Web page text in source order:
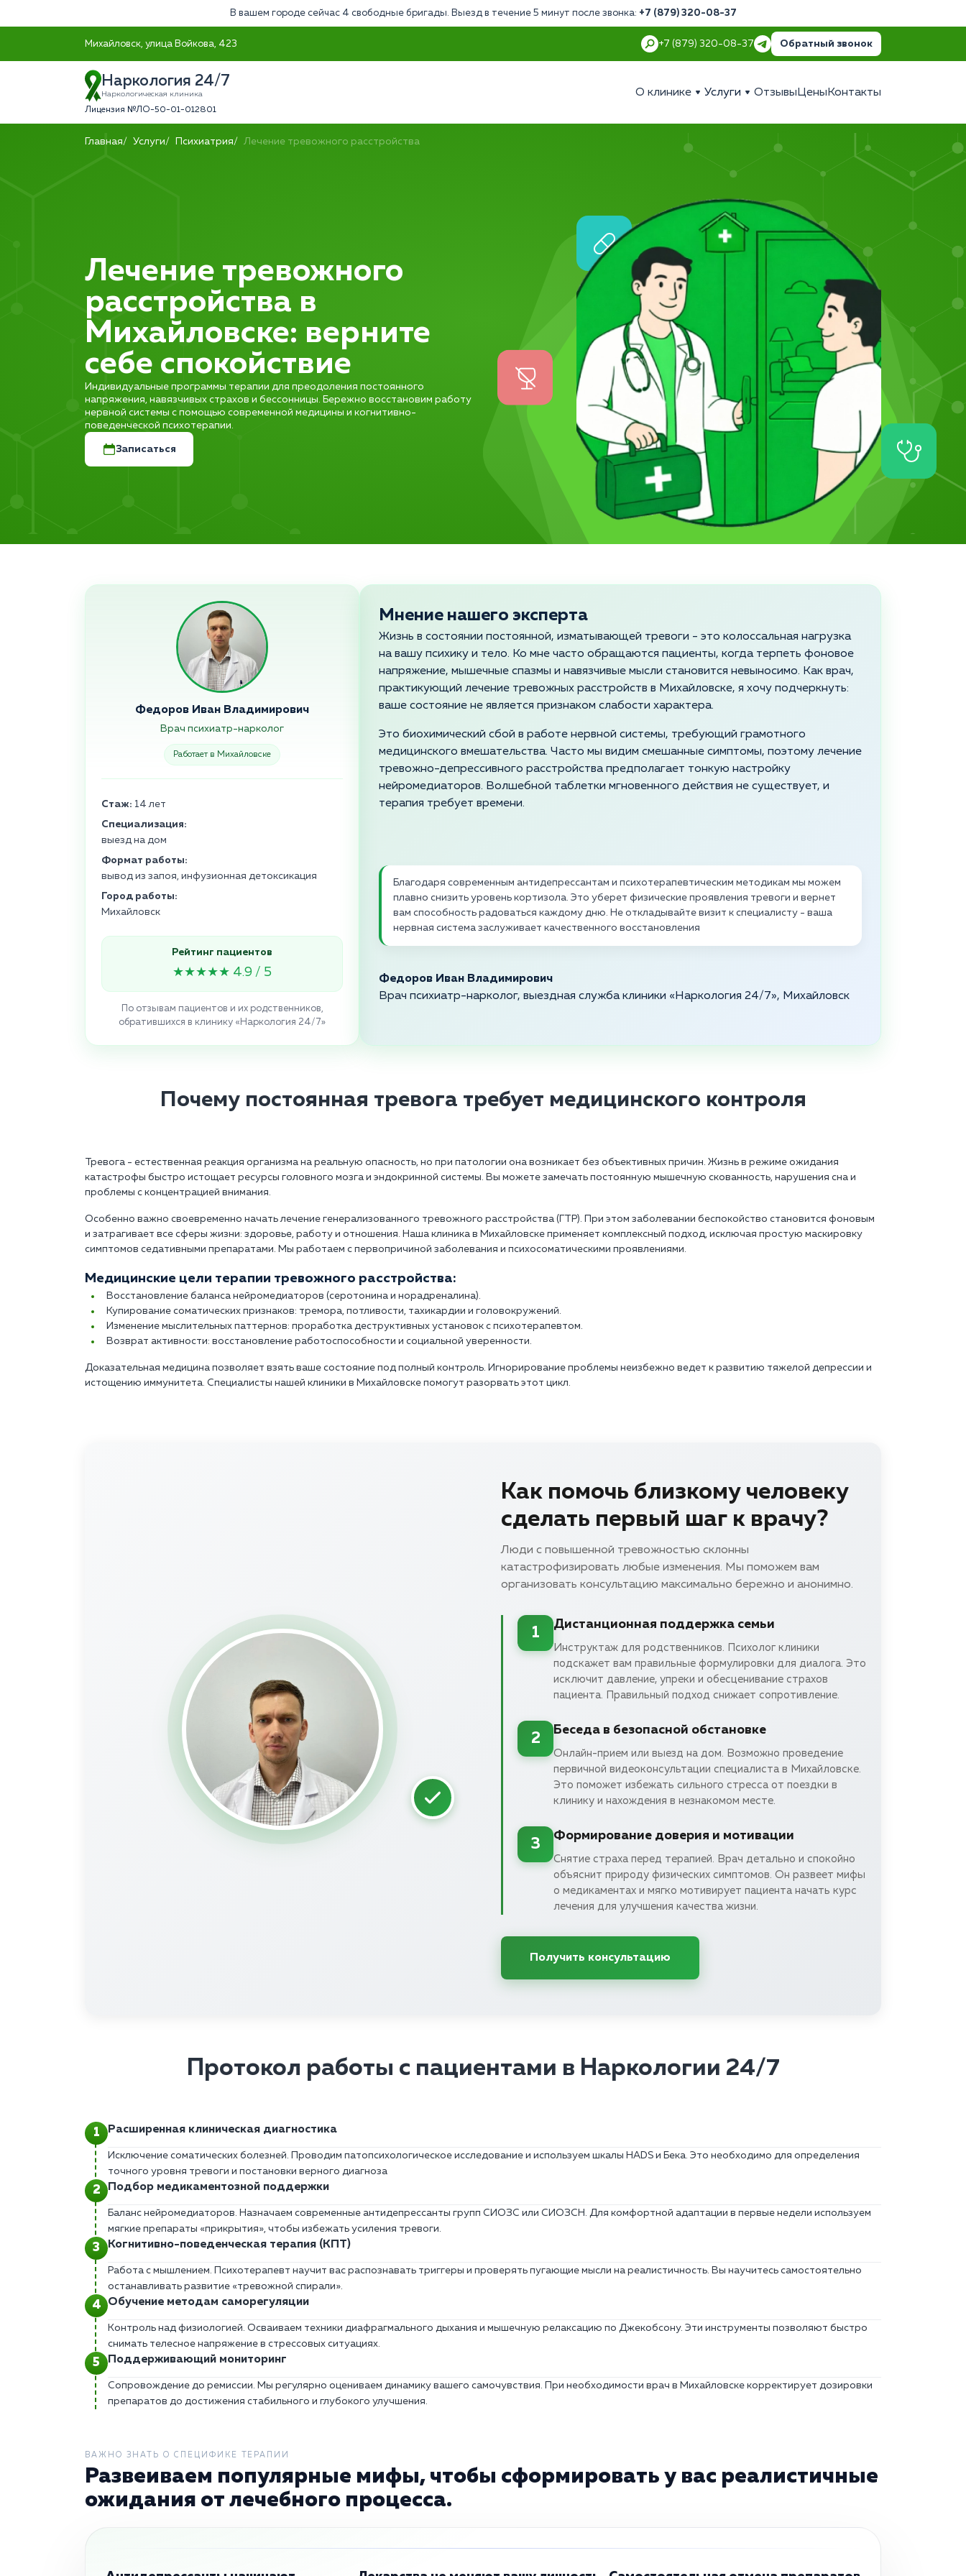
В вашем городе сейчас 4 свободные бригады. Выезд в течение 5 минут после звонка: +7 (879) 320-08-37
Михайловск, улица Войкова, 423 +7 (879) 320-08-37 Обратный звонок
Наркология 24/7
Наркологическая клиника
Лицензия №ЛО-50-01-012801
О клинике Услуги Отзывы Цены Контакты
Главная Услуги Психиатрия Лечение тревожного расстройства
Лечение тревожного
расстройства в
Михайловске: верните
себе спокойствие
Индивидуальные программы терапии для преодоления постоянного
напряжения, навязчивых страхов и бессонницы. Бережно восстановим работу
нервной системы с помощью современной медицины и когнитивно-
поведенческой психотерапии.
Записаться
Федоров Иван Владимирович
Врач психиатр-нарколог
Работает в Михайловске
Стаж: 14 лет
Специализация:
выезд на дом
Формат работы:
вывод из запоя, инфузионная детоксикация
Город работы:
Михайловск
Рейтинг пациентов
★★★★★ 4.9 / 5
По отзывам пациентов и их родственников,
обратившихся в клинику «Наркология 24/7»
Мнение нашего эксперта
Жизнь в состоянии постоянной, изматывающей тревоги - это колоссальная нагрузка
на вашу психику и тело. Ко мне часто обращаются пациенты, когда терпеть фоновое
напряжение, мышечные спазмы и навязчивые мысли становится невыносимо. Как врач,
практикующий лечение тревожных расстройств в Михайловске, я хочу подчеркнуть:
ваше состояние не является признаком слабости характера.
Это биохимический сбой в работе нервной системы, требующий грамотного
медицинского вмешательства. Часто мы видим смешанные симптомы, поэтому лечение
тревожно-депрессивного расстройства предполагает тонкую настройку
нейромедиаторов. Волшебной таблетки мгновенного действия не существует, и
терапия требует времени.
Благодаря современным антидепрессантам и психотерапевтическим методикам мы можем
плавно снизить уровень кортизола. Это уберет физические проявления тревоги и вернет
вам способность радоваться каждому дню. Не откладывайте визит к специалисту - ваша
нервная система заслуживает качественного восстановления
Федоров Иван Владимирович
Врач психиатр-нарколог, выездная служба клиники «Наркология 24/7», Михайловск
Почему постоянная тревога требует медицинского контроля
Тревога - естественная реакция организма на реальную опасность, но при патологии она возникает без объективных причин. Жизнь в режиме ожидания
катастрофы быстро истощает ресурсы головного мозга и эндокринной системы. Вы можете замечать постоянную мышечную скованность, нарушения сна и
проблемы с концентрацией внимания.
Особенно важно своевременно начать лечение генерализованного тревожного расстройства (ГТР). При этом заболевании беспокойство становится фоновым
и затрагивает все сферы жизни: здоровье, работу и отношения. Наша клиника в Михайловске применяет комплексный подход, исключая простую маскировку
симптомов седативными препаратами. Мы работаем с первопричиной заболевания и психосоматическими проявлениями.
Медицинские цели терапии тревожного расстройства:
Восстановление баланса нейромедиаторов (серотонина и норадреналина).
Купирование соматических признаков: тремора, потливости, тахикардии и головокружений.
Изменение мыслительных паттернов: проработка деструктивных установок с психотерапевтом.
Возврат активности: восстановление работоспособности и социальной уверенности.
Доказательная медицина позволяет взять ваше состояние под полный контроль. Игнорирование проблемы неизбежно ведет к развитию тяжелой депрессии и
истощению иммунитета. Специалисты нашей клиники в Михайловске помогут разорвать этот цикл.
Как помочь близкому человеку
сделать первый шаг к врачу?
Люди с повышенной тревожностью склонны
катастрофизировать любые изменения. Мы поможем вам
организовать консультацию максимально бережно и анонимно.
1
Дистанционная поддержка семьи
Инструктаж для родственников. Психолог клиники
подскажет вам правильные формулировки для диалога. Это
исключит давление, упреки и обесценивание страхов
пациента. Правильный подход снижает сопротивление.
2
Беседа в безопасной обстановке
Онлайн-прием или выезд на дом. Возможно проведение
первичной видеоконсультации специалиста в Михайловске.
Это поможет избежать сильного стресса от поездки в
клинику и нахождения в незнакомом месте.
3
Формирование доверия и мотивации
Снятие страха перед терапией. Врач детально и спокойно
объяснит природу физических симптомов. Он развеет мифы
о медикаментах и мягко мотивирует пациента начать курс
лечения для улучшения качества жизни.
Получить консультацию
Протокол работы с пациентами в Наркологии 24/7
Расширенная клиническая диагностика
Исключение соматических болезней. Проводим патопсихологическое исследование и используем шкалы HADS и Бека. Это необходимо для определения
точного уровня тревоги и постановки верного диагноза
Подбор медикаментозной поддержки
Баланс нейромедиаторов. Назначаем современные антидепрессанты групп СИОЗС или СИОЗСН. Для комфортной адаптации в первые недели используем
мягкие препараты «прикрытия», чтобы избежать усиления тревоги.
Когнитивно-поведенческая терапия (КПТ)
Работа с мышлением. Психотерапевт научит вас распознавать триггеры и проверять пугающие мысли на реалистичность. Вы научитесь самостоятельно
останавливать развитие «тревожной спирали».
Обучение методам саморегуляции
Контроль над физиологией. Осваиваем техники диафрагмального дыхания и мышечную релаксацию по Джекобсону. Эти инструменты позволяют быстро
снимать телесное напряжение в стрессовых ситуациях.
Поддерживающий мониторинг
Сопровождение до ремиссии. Мы регулярно оцениваем динамику вашего самочувствия. При необходимости врач в Михайловске корректирует дозировки
препаратов до достижения стабильного и глубокого улучшения.
ВАЖНО ЗНАТЬ О СПЕЦИФИКЕ ТЕРАПИИ
Развеиваем популярные мифы, чтобы сформировать у вас реалистичные
ожидания от лечебного процесса.